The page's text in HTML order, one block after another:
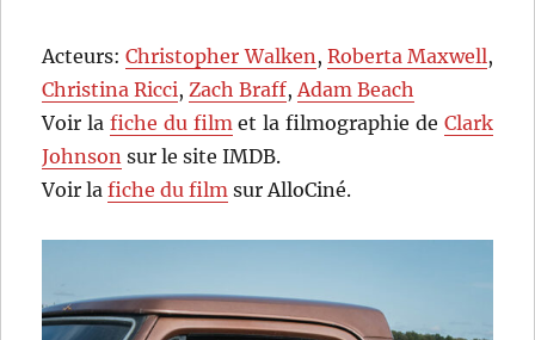
Acteurs:Christopher Walken , Roberta Maxwell,
Christina Ricci, Zach Braff, Adam Beach
Voir la fiche du film et la filmographie de Clark
Johnson sur le site IMDB.
Voir lafiche du film sur AlloCiné.